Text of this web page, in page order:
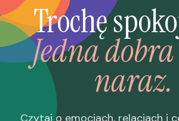
Trochę
Jedna
naraz.
Czytaj o emocjach, relacjach i